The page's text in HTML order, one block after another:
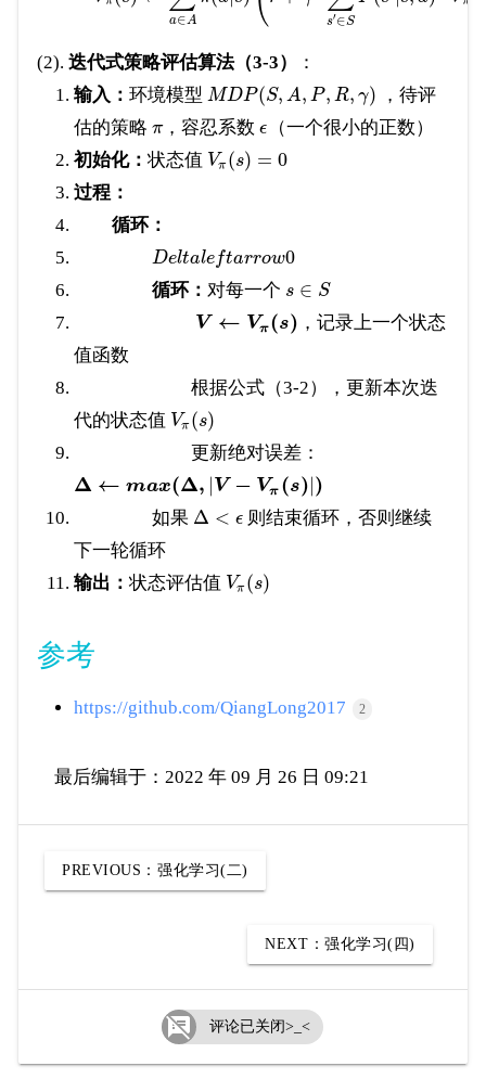
a∈A s′ ∈S
(2). 迭代式策略评估算法（3-3）
：
输入： 环境模型 MDP(S, A, P, R, γ) ，待评
估的策略 π，容忍系数 ϵ （一个很小的正数）
初始化： 状态值 Vπ (s) = 0
过程：
循环：
Deltaleftarrow0
循环：对每一个 s ∈ S
V ← Vπ(s) ，记录上一个状态
值函数
根据公式（3-2），更新本次迭
代的状态值 Vπ (s)
更新绝对误差：
Δ ← max(Δ, V − Vπ (s) )
如果 Δ < ϵ 则结束循环，否则继续
下一轮循环
输出： 状态评估值 Vπ (s)
参考
https://github.com/QiangLong2017 2
最后编辑于：2022 年 09 月 26 日 09:21
PREVIOUS： 强化学习(二)
NEXT：强化学习(四)
 评论已关闭>_<